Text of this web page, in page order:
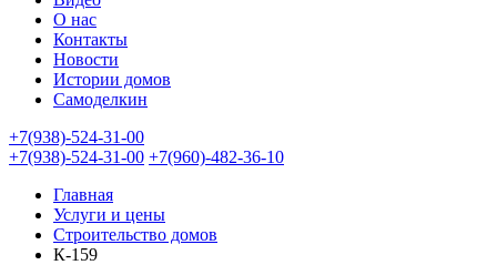
О нас
Контакты
Новости
Истории домов
Самоделкин
+7(938)-524-31-00
+7(938)-524-31-00 +7(960)-482-36-10
Главная
Услуги и цены
Строительство домов
К-159